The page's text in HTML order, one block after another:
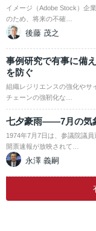
イメージ（Adobe Stock）企
のため、将来の不確…
後藤 茂之
事例研究で有事に備
を防ぐ
組織レジリエンスの強化やサ
チェーンの強靭化な…
七夕豪雨――7月の
1974年7月7日は、参議院議
開票速報が放映されて…
永澤 義嗣